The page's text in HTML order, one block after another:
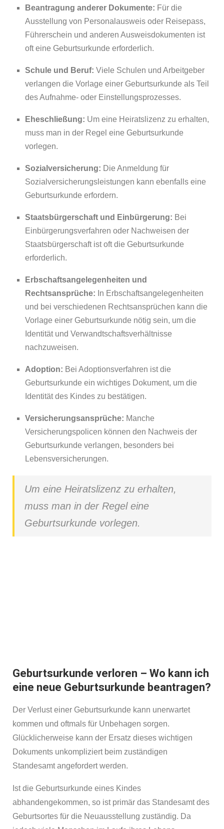
Beantragung anderer Dokumente: Für die
Ausstellung von Personalausweis oder Reisepass,
Führerschein und anderen Ausweisdokumenten ist
oft eine Geburtsurkunde erforderlich.
Schule und Beruf: Viele Schulen und Arbeitgeber
verlangen die Vorlage einer Geburtsurkunde als Teil
des Aufnahme- oder Einstellungsprozesses.
Eheschließung: Um eine Heiratslizenz zu erhalten,
muss man in der Regel eine Geburtsurkunde
vorlegen.
Sozialversicherung: Die Anmeldung für
Sozialversicherungsleistungen kann ebenfalls eine
Geburtsurkunde erfordern.
Staatsbürgerschaft und Einbürgerung: Bei
Einbürgerungsverfahren oder Nachweisen der
Staatsbürgerschaft ist oft die Geburtsurkunde
erforderlich.
Erbschaftsangelegenheiten und
Rechtsansprüche: In Erbschaftsangelegenheiten
und bei verschiedenen Rechtsansprüchen kann die
Vorlage einer Geburtsurkunde nötig sein, um die
Identität und Verwandtschaftsverhältnisse
nachzuweisen.
Adoption: Bei Adoptionsverfahren ist die
Geburtsurkunde ein wichtiges Dokument, um die
Identität des Kindes zu bestätigen.
Versicherungsansprüche: Manche
Versicherungspolicen können den Nachweis der
Geburtsurkunde verlangen, besonders bei
Lebensversicherungen.
Um eine Heiratslizenz zu erhalten,
muss man in der Regel eine
Geburtsurkunde vorlegen.
Geburtsurkunde verloren – Wo kann ich
eine neue Geburtsurkunde beantragen?
Der Verlust einer Geburtsurkunde kann unerwartet
kommen und oftmals für Unbehagen sorgen.
Glücklicherweise kann der Ersatz dieses wichtigen
Dokuments unkompliziert beim zuständigen
Standesamt angefordert werden.
Ist die Geburtsurkunde eines Kindes
abhandengekommen, so ist primär das Standesamt des
Geburtsortes für die Neuausstellung zuständig. Da